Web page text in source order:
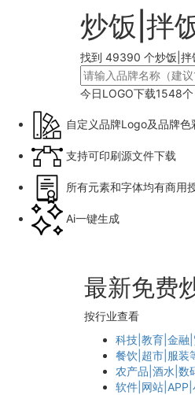
炒饭|拌
找到 49390 个炒饭|拌
今日LOGO下载1548
自定义品牌Logo及品牌色
支持可印刷源文件下载
所有元素和字体均有商用
Ai一键生成
最新免费
按行业查看
科技|教育|金融|
餐饮|超市|服装
农产品|酒水|数
软件|网站|APP|